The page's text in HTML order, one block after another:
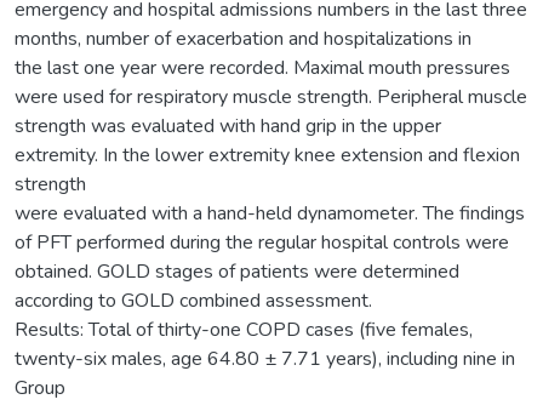
emergency and hospital admissions numbers in the last three
months, number of exacerbation and hospitalizations in
the last one year were recorded. Maximal mouth pressures
were used for respiratory muscle strength. Peripheral muscle
strength was evaluated with hand grip in the upper
extremity. In the lower extremity knee extension and flexion
strength
were evaluated with a hand-held dynamometer. The findings
of PFT performed during the regular hospital controls were
obtained. GOLD stages of patients were determined
according to GOLD combined assessment.
Results: Total of thirty-one COPD cases (five females,
twenty-six males, age 64.80 ± 7.71 years), including nine in
Group